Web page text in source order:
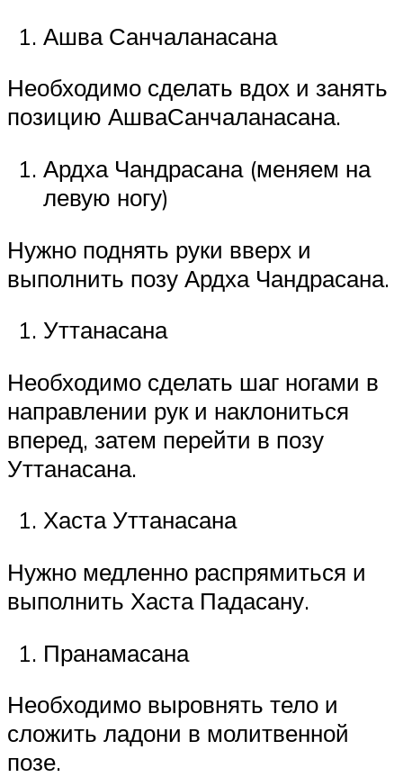
Ашва Санчаланасана
Необходимо сделать вдох и занять
позицию АшваСанчаланасана.
Ардха Чандрасана (меняем на
левую ногу)
Нужно поднять руки вверх и
выполнить позу Ардха Чандрасана.
Уттанасана
Необходимо сделать шаг ногами в
направлении рук и наклониться
вперед, затем перейти в позу
Уттанасана.
Хаста Уттанасана
Нужно медленно распрямиться и
выполнить Хаста Падасану.
Пранамасана
Необходимо выровнять тело и
сложить ладони в молитвенной
позе.